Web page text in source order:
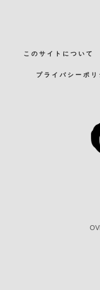
このサイトについて
プライバシーポリ